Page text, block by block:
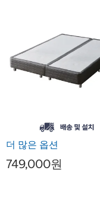
더 많은 옵션
749,000원